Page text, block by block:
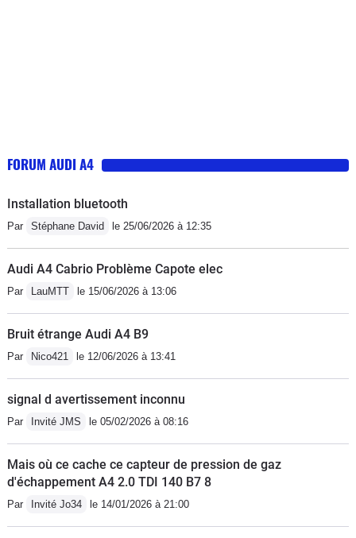
FORUM AUDI A4
Installation bluetooth
Par Stéphane David le 25/06/2026 à 12:35
Audi A4 Cabrio Problème Capote elec
Par LauMTT le 15/06/2026 à 13:06
Bruit étrange Audi A4 B9
Par Nico421 le 12/06/2026 à 13:41
signal d avertissement inconnu
Par Invité JMS le 05/02/2026 à 08:16
Mais où ce cache ce capteur de pression de gaz
d'échappement A4 2.0 TDI 140 B7 8
Par Invité Jo34 le 14/01/2026 à 21:00